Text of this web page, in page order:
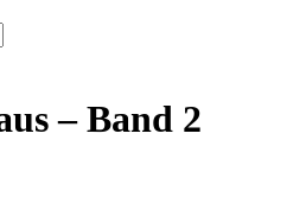
– Band 2